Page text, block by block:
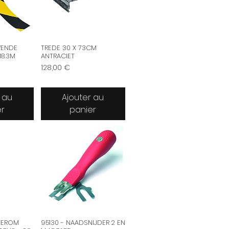
TREDE 30 X 73CM
ANTRACIET
Prix
128,00 €
Ajouter au
panier
95130 - NAADSNIJDER 2 EN